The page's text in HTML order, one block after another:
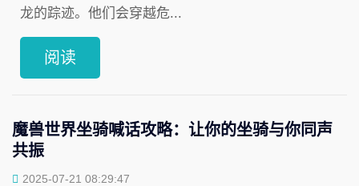
龙的踪迹。他们会穿越危...
阅读
魔兽世界坐骑喊话攻略：让你的坐骑与你同声
共振
2025-07-21 08:29:47